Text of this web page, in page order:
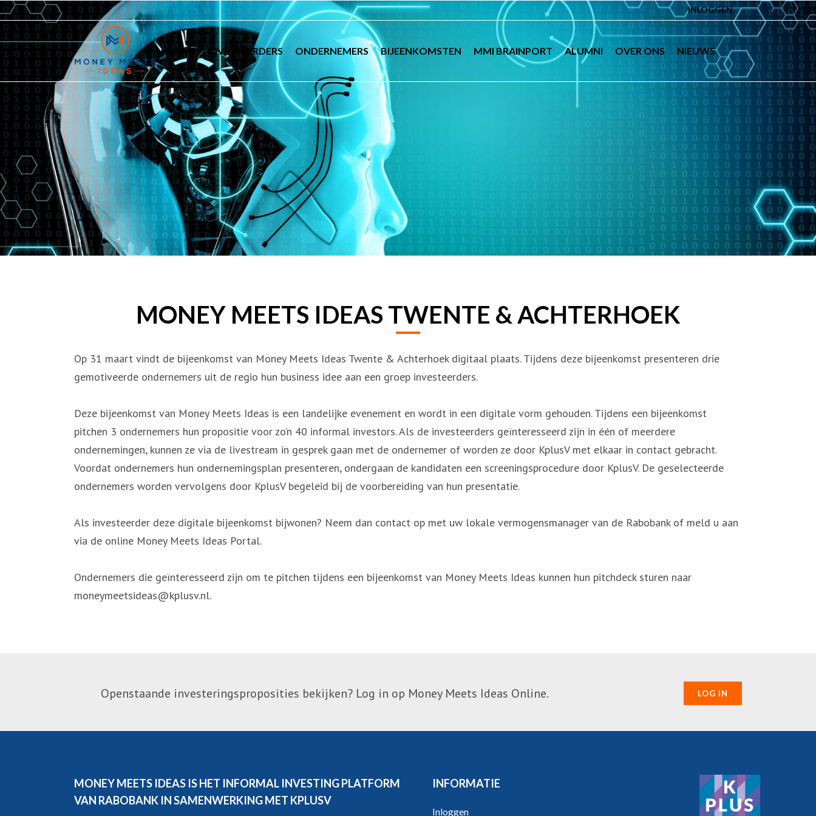
INLOGGEN
HOME INVESTEERDERS ONDERNEMERS BIJEENKOMSTEN MMI BRAINPORT ALUMNI OVER ONS NIEUWS
MONEY MEETS IDEAS TWENTE & ACHTERHOEK
Op 31 maart vindt de bijeenkomst van Money Meets Ideas Twente & Achterhoek digitaal plaats. Tijdens deze bijeenkomst presenteren drie
gemotiveerde ondernemers uit de regio hun business idee aan een groep investeerders.
Deze bijeenkomst van Money Meets Ideas is een landelijke evenement en wordt in een digitale vorm gehouden. Tijdens een bijeenkomst
pitchen 3 ondernemers hun propositie voor zo’n 40 informal investors. Als de investeerders geïnteresseerd zijn in één of meerdere
ondernemingen, kunnen ze via de livestream in gesprek gaan met de ondernemer of worden ze door KplusV met elkaar in contact gebracht.
Voordat ondernemers hun ondernemingsplan presenteren, ondergaan de kandidaten een screeningsprocedure door KplusV. De geselecteerde
ondernemers worden vervolgens door KplusV begeleid bij de voorbereiding van hun presentatie.
Als investeerder deze digitale bijeenkomst bijwonen? Neem dan contact op met uw lokale vermogensmanager van de Rabobank of meld u aan
via de online Money Meets Ideas Portal.
Ondernemers die geïnteresseerd zijn om te pitchen tijdens een bijeenkomst van Money Meets Ideas kunnen hun pitchdeck sturen naar
moneymeetsideas@kplusv.nl.
Openstaande investeringsproposities bekijken? Log in op Money Meets Ideas Online. LOG IN
MONEY MEETS IDEAS IS HET INFORMAL INVESTING PLATFORM
VAN RABOBANK IN SAMENWERKING MET KPLUSV
INFORMATIE
Inloggen